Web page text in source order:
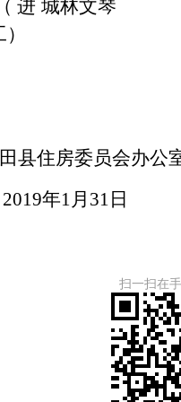
进城林文琴
县住房委员会办公
2019年1月31日
扫一扫在